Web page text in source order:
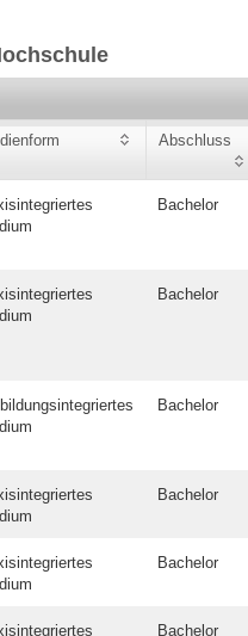
Abschluss
Bachelor
Bachelor
Bachelor
Bachelor
Bachelor
Bachelor